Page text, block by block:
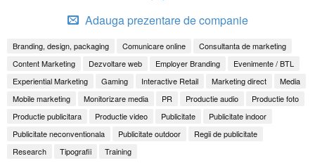
Adauga prezentare de companie
Branding, design, packaging Comunicare online
Consultanta de marketing
Content Marketing
Dezvoltare web Employer Branding
Evenimente / BTL
Experiential Marketing
Gaming Interactive Retail Marketing direct
Media
Mobile marketing
Monitorizare media PR Productie audio
Productie foto
Productie publicitara
Productie video Publicitate
Publicitate indoor
Publicitate neconventionala
Publicitate outdoor
Regii de publicitate
Research
Tipografii Training